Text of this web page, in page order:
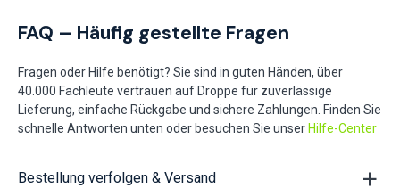
FAQ – Häufig gestellte Fragen
Fragen oder Hilfe benötigt? Sie sind in guten Händen, über
40.000 Fachleute vertrauen auf Droppe für zuverlässige
Lieferung, einfache Rückgabe und sichere Zahlungen. Finden Sie
schnelle Antworten unten oder besuchen Sie unser Hilfe-Center
Bestellung verfolgen & Versand